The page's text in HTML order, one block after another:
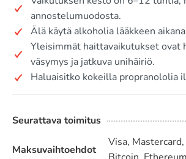
annostelumuodosta.
Älä käytä alkoholia lääkkeen
Yleisimmät haittavaikutukset ovat
väsymys ja jatkuva unihäiriö.
Haluaisitko kokeilla propranololia
Seurattava toimitus
Maksuvaihtoehdot
Visa,